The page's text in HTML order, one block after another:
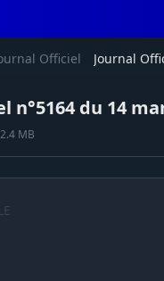
Officiel
n°5164 du 14
2.4 MB